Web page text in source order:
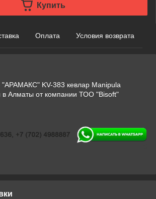
Купить
Оплата Условия возврата
"АРАМАКС" KV-383 кевлар Manipula
Алматы от компании ТОО "Bisoft"